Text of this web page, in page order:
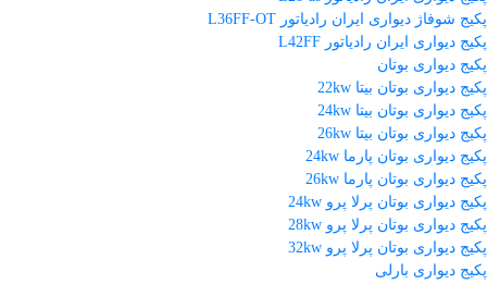
پکیج شوفاژ دیواری ایران رادیاتور L36FF-OT
پکیج دیواری ایران رادیاتور L42FF
پکیج دیواری بوتان
پکیج دیواری بوتان بیتا 22kw
پکیج دیواری بوتان بیتا 24kw
پکیج دیواری بوتان بیتا 26kw
پکیج دیواری بوتان پارما 24kw
پکیج دیواری بوتان پارما 26kw
پکیج دیواری بوتان پرلا پرو 24kw
پکیج دیواری بوتان پرلا پرو 28kw
پکیج دیواری بوتان پرلا پرو 32kw
پکیج دیواری بارلی